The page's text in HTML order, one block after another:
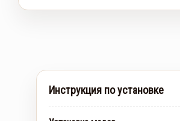
Инструкция по установке